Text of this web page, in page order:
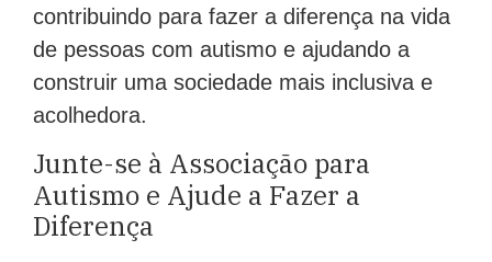
contribuindo para fazer a diferença na vida
de pessoas com autismo e ajudando a
construir uma sociedade mais inclusiva e
acolhedora.
Junte-se à Associação para
Autismo e Ajude a Fazer a
Diferença